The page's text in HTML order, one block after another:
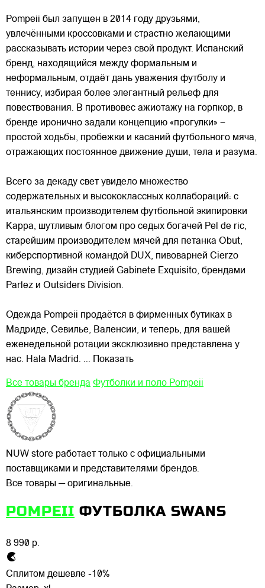
Pompeii был запущен в 2014 году друзьями,
увлечёнными кроссовками и страстно желающими
рассказывать истории через свой продукт. Испанский
бренд, находящийся между формальным и
неформальным, отдаёт дань уважения футболу и
теннису, избирая более элегантный рельеф для
повествования. В противовес ажиотажу на горпкор, в
бренде иронично задали концепцию «прогулки» –
простой ходьбы, пробежки и касаний футбольного мяча,
отражающих постоянное движение души, тела и разума.
Всего за декаду свет увидело множество
содержательных и высококлассных коллабораций: с
итальянским производителем футбольной экипировки
Kappa, шутливым блогом про седых богачей Pel de ric,
старейшим производителем мячей для петанка Obut,
киберспортивной командой DUX, пивоварней Cierzo
Brewing, дизайн студией Gabinete Exquisito, брендами
Parlez и Outsiders Division.
Одежда Pompeii продаётся в фирменных бутиках в
Мадриде, Севилье, Валенсии, и теперь, для вашей
еженедельной ротации эксклюзивно представлена у
нас. Hala Madrid. ... Показать
Все товары бренда Футболки и поло Pompeii
NUW store работает только с официальными
поставщиками и представителями брендов.
Все товары — оригинальные.
POMPEII ФУТБОЛКА SWANS
8 990 р.
Сплитом дешевле -10%